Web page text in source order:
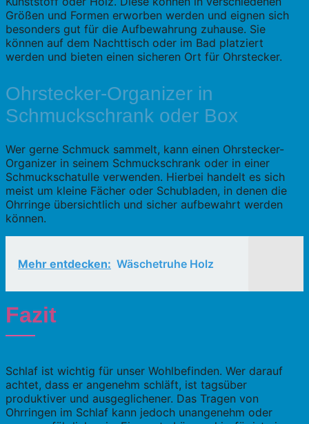
Größen und Formen erworben werden und eignen sich
besonders gut für die Aufbewahrung zuhause. Sie
können auf dem Nachttisch oder im Bad platziert
werden und bieten einen sicheren Ort für Ohrstecker.
Ohrstecker-Organizer in
Schmuckschrank oder Box
Wer gerne Schmuck sammelt, kann einen Ohrstecker-
Organizer in seinem Schmuckschrank oder in einer
Schmuckschatulle verwenden. Hierbei handelt es sich
meist um kleine Fächer oder Schubladen, in denen die
Ohrringe übersichtlich und sicher aufbewahrt werden
können.
Mehr entdecken: Wäschetruhe Holz
Fazit
Schlaf ist wichtig für unser Wohlbefinden. Wer darauf
achtet, dass er angenehm schläft, ist tagsüber
produktiver und ausgeglichener. Das Tragen von
Ohrringen im Schlaf kann jedoch unangenehm oder